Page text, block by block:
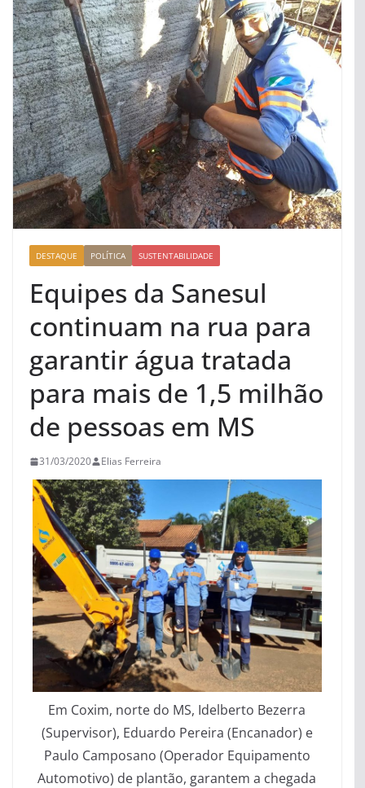
DESTAQUE POLÍTICA SUSTENTABILIDADE
Equipes da Sanesul
continuam na rua para
garantir água tratada
para mais de 1,5 milhão
de pessoas em MS
31/03/2020 Elias Ferreira
Em Coxim, norte do MS, Idelberto Bezerra
(Supervisor), Eduardo Pereira (Encanador) e
Paulo Camposano (Operador Equipamento
Automotivo) de plantão, garantem a chegada